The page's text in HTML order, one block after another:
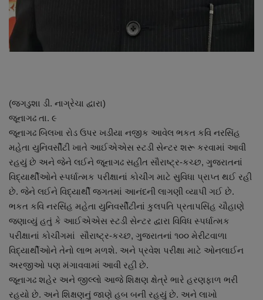
સ્થાનિક સમાચાર
સ્પોર્ટ્સ
બોલિવૂડ
સ્વાસ્થ્ય
(જગડુશા ડી. નાગ્રેચા દ્વારા)
જૂનાગઢ તા. ૯
જૂનાગઢ બિલખા રોડ ઉપર ખડીયા નજીક આવેલ ભકત કવિ નરસિંહ
મહેતા યુનિવર્સીટી ખાતે આઈએએસ સ્ટડી સેન્ટર શરૂ કરવામાં આવી
રહયું છે અને જેને લઈને જૂનાગઢ સહીત સૌરાષ્ટ્ર-કચ્છ, ગુજરાતનાં
વિદ્યાર્થીઓને સ્પર્ધાત્મક પરીક્ષાનાં કોચીંગ માટે સુવિધા પ્રાપ્ત થઈ રહી
છે. જેને લઈને વિદ્યાર્થી જગતમાં આનંદની લાગણી વ્યાપી ગઈ છે.
ભકત કવિ નરસિંહ મહેતા યુનિવર્સીટીનાં કુલપતિ પ્રતાપસિંહ ચૌહાણે
જણાવ્યું હતું કે આઈએએસ સ્ટડી સેન્ટર દ્વારા વિવિધ સ્પર્ધાત્મક
પરીક્ષાનાં કોચીંગમાં સૌરાષ્ટ્ર-કચ્છ, ગુજરાતનાં ૧૦૦ મેરીટવાળા
વિદ્યાર્થીઓને તેનો લાભ મળશે. અને પ્રવેશ પરીક્ષા માટે ઓનલાઈન
અરજીઓ પણ મંગાવવામાં આવી રહી છે.
જૂનાગઢ શહેર અને જીલ્લો આજે શિક્ષણ ક્ષેત્રે ભારે હરણફાળ ભરી
રહયો છે. અને શિક્ષણનું જાણે હબ બની રહયું છે. અને લાખો